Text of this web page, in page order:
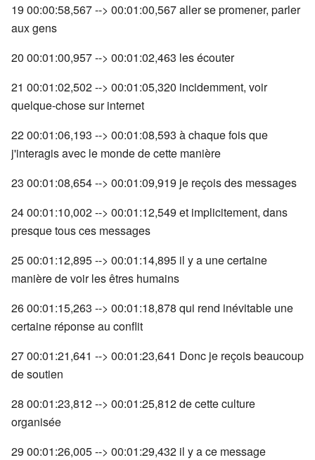
19 00:00:58,567 --> 00:01:00,567 aller se promener, parler
aux gens
20 00:01:00,957 --> 00:01:02,463 les écouter
21 00:01:02,502 --> 00:01:05,320 incidemment, voir
quelque-chose sur internet
22 00:01:06,193 --> 00:01:08,593 à chaque fois que
j'interagis avec le monde de cette manière
23 00:01:08,654 --> 00:01:09,919 je reçois des messages
24 00:01:10,002 --> 00:01:12,549 et implicitement, dans
presque tous ces messages
25 00:01:12,895 --> 00:01:14,895 il y a une certaine
manière de voir les êtres humains
26 00:01:15,263 --> 00:01:18,878 qui rend inévitable une
certaine réponse au conflit
27 00:01:21,641 --> 00:01:23,641 Donc je reçois beaucoup
de soutien
28 00:01:23,812 --> 00:01:25,812 de cette culture
organisée
29 00:01:26,005 --> 00:01:29,432 il y a ce message